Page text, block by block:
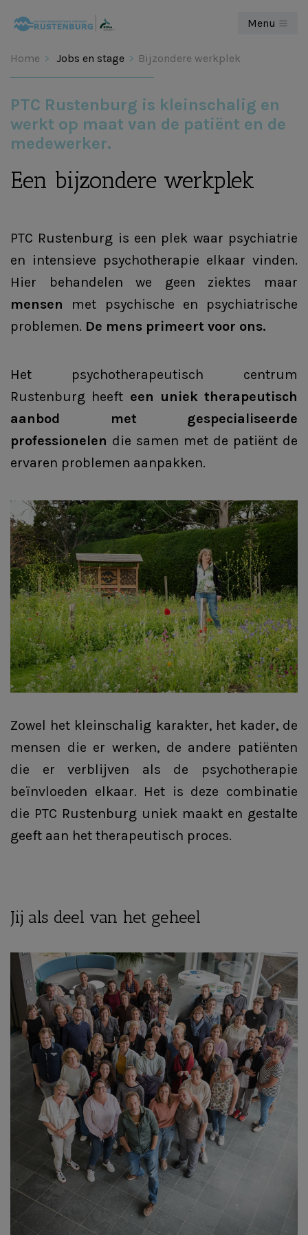
Menu
Home Jobs en stage Bijzondere werkplek
PTC Rustenburg is kleinschalig en
werkt op maat van de patiënt en de
medewerker.
Een bijzondere werkplek
PTC Rustenburg is een plek waar psychiatrie
en intensieve psychotherapie elkaar vinden.
Hier behandelen we geen ziektes maar
mensen met psychische en psychiatrische
problemen. De mens primeert voor ons.
Het psychotherapeutisch centrum
Rustenburg heeft een uniek therapeutisch
aanbod met gespecialiseerde
professionelen die samen met de patiënt de
ervaren problemen aanpakken.
Zowel het kleinschalig karakter, het kader, de
mensen die er werken, de andere patiënten
die er verblijven als de psychotherapie
beïnvloeden elkaar. Het is deze combinatie
die PTC Rustenburg uniek maakt en gestalte
geeft aan het therapeutisch proces.
Jij als deel van het geheel